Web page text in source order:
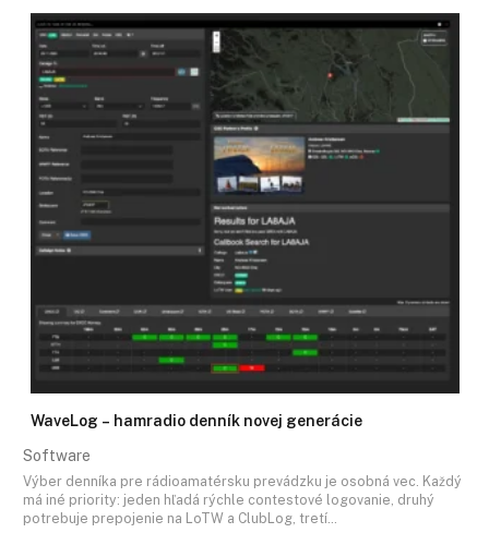
WaveLog – hamradio denník novej generácie
Software
Výber denníka pre rádioamatérsku prevádzku je osobná vec. Každý
má iné priority: jeden hľadá rýchle contestové logovanie, druhý
potrebuje prepojenie na LoTW a ClubLog, tretí…